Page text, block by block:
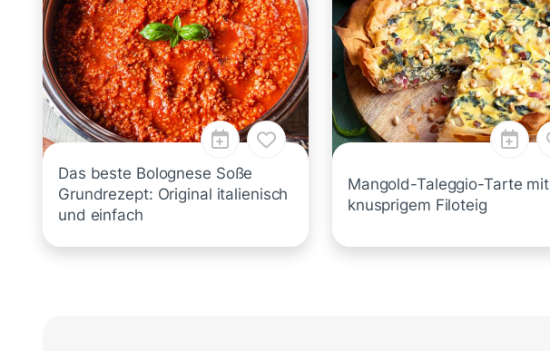
Das beste Bolognese Soße
Grundrezept: Original italienisch
und einfach
Mangold-Taleggio-Tarte mit
knusprigem Filoteig